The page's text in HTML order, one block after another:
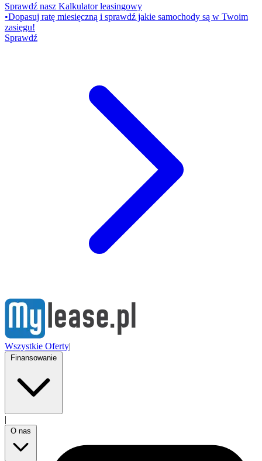
Sprawdź nasz Kalkulator leasingowy
•Dopasuj ratę miesięczną i sprawdź jakie samochody są w Twoim
zasięgu!
Sprawdź
Wszystkie Oferty|
|